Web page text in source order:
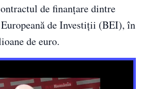
de finanţare dintre
de Investiţii (BEI), în
de euro.